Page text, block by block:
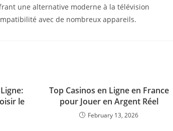
une alternative moderne à la télévision
avec de nombreux appareils.
le
Top Casinos en Ligne en France
pour Jouer en Argent Réel
February 13, 2026